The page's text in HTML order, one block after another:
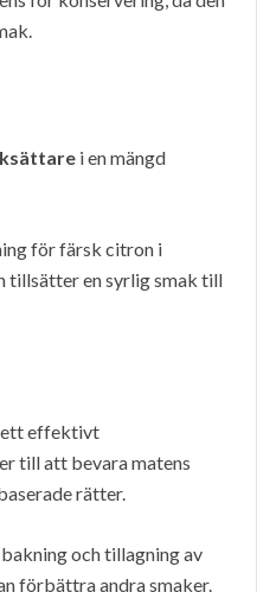
i en mängd
för färsk citron i
tillsätter en syrlig smak till
ett effektivt
till att bevara matens
rätter.
och tillagning av
förbättra andra smaker.